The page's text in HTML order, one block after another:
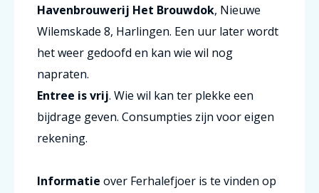
Havenbrouwerij Het Brouwdok, Nieuwe
Wilemskade 8, Harlingen. Een uur later wordt
het weer gedoofd en kan wie wil nog
napraten.
Entree is vrij. Wie wil kan ter plekke een
bijdrage geven. Consumpties zijn voor eigen
rekening.
Informatie over Ferhalefjoer is te vinden op